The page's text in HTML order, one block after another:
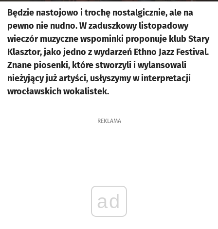
Będzie nastojowo i trochę nostalgicznie, ale na
pewno nie nudno. W zaduszkowy listopadowy
wieczór muzyczne wspominki proponuje klub Stary
Klasztor, jako jedno z wydarzeń Ethno Jazz Festival.
Znane piosenki, które stworzyli i wylansowali
nieżyjący już artyści, usłyszymy w interpretacji
wrocławskich wokalistek.
REKLAMA
ad